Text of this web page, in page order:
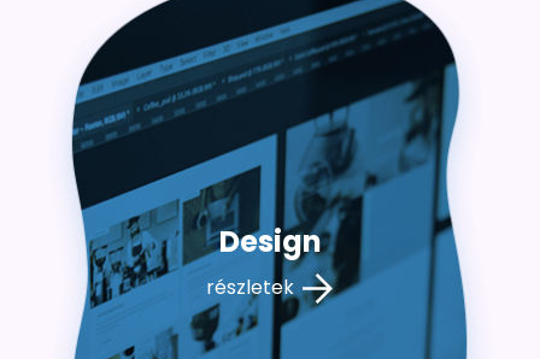
Design
részletek